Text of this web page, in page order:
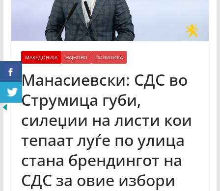
МАКЕДОНИЈА НАЈНОВО ПОЛИТИКА
Манасиевски: СДС во
Струмица губи,
силеџии на листи кои
тепаат луѓе по улица
стана брендингот на
СДС за овие избори